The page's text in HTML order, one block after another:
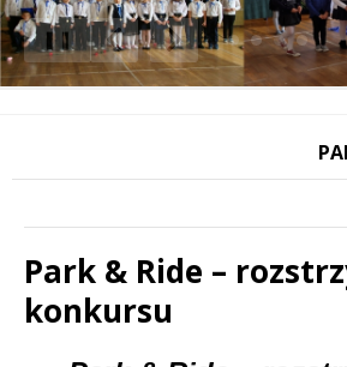
Poprzedni Element
Następny Element
❚❚
Park & Ride –
konkursu